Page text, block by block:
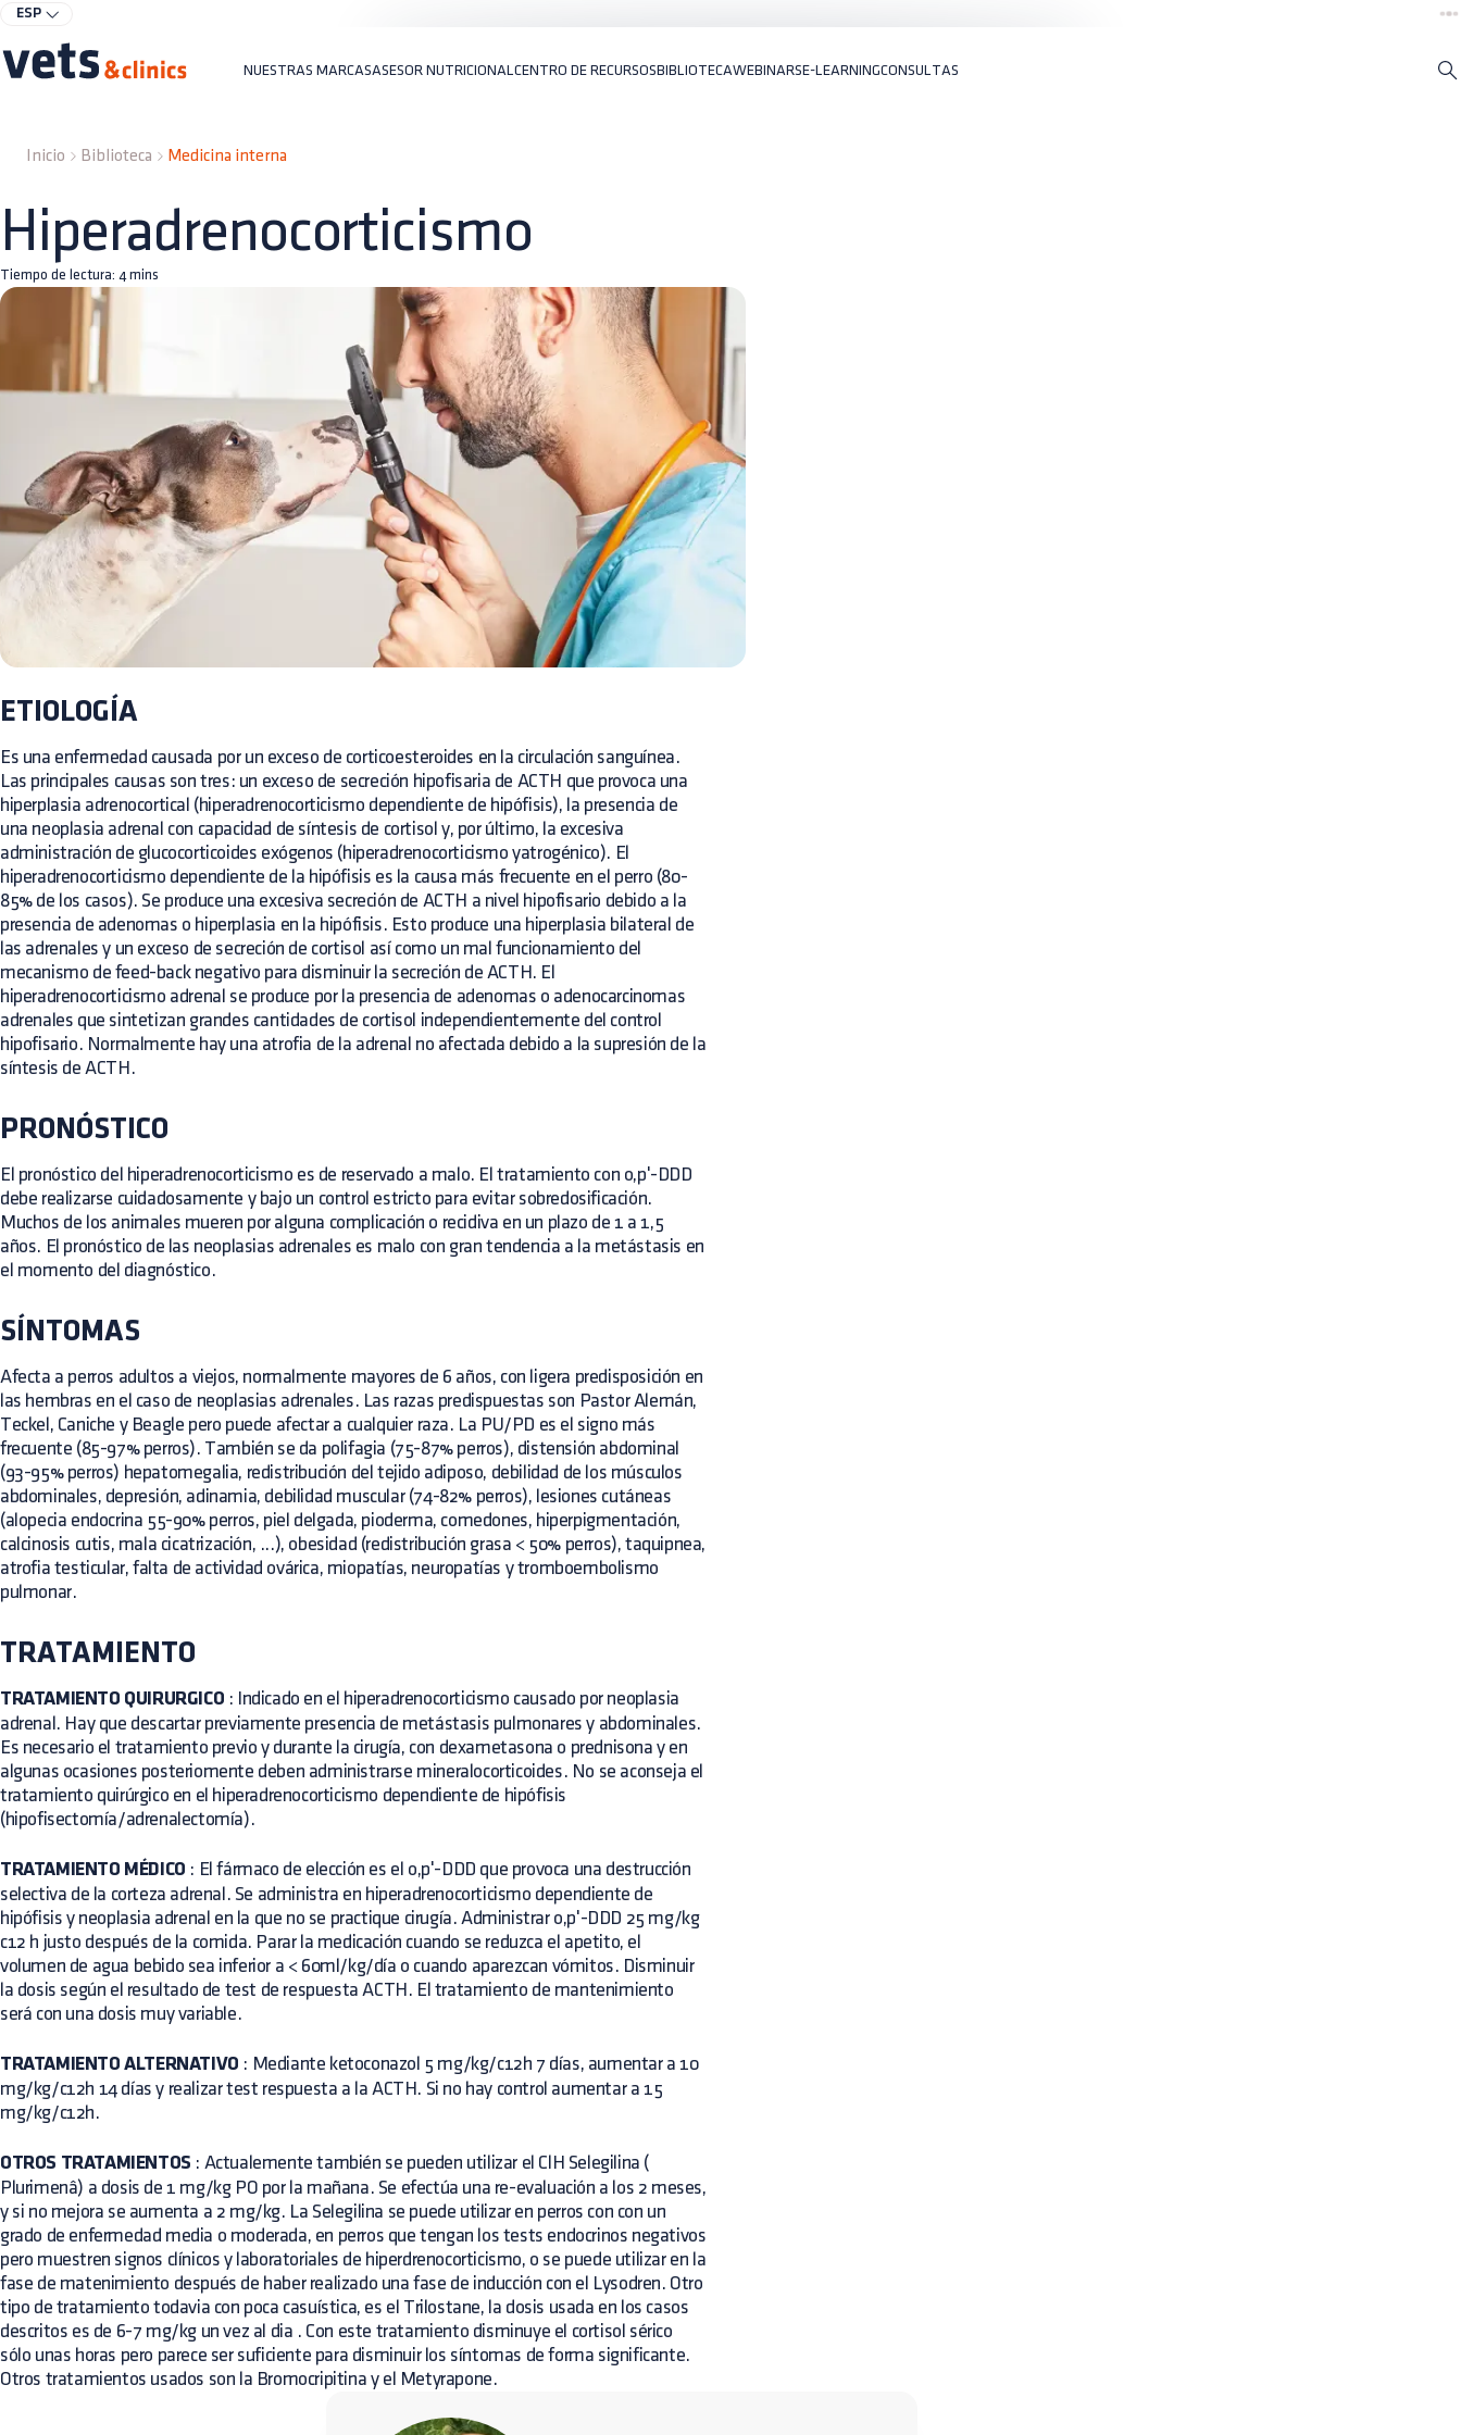
ESP
NUESTRAS MARCASASESOR NUTRICIONAL CENTRO DE RECURSOSBIBLIOTECAWEBINARSE-LEARNINGCONSULTAS
Inicio Biblioteca Medicina interna
Hiperadrenocorticismo
Tiempo de lectura: 4 mins
ETIOLOGÍA
Es una enfermedad causada por un exceso de corticoesteroides en la circulación sanguínea.
Las principales causas son tres: un exceso de secreción hipofisaria de ACTH que provoca una
hiperplasia adrenocortical (hiperadrenocorticismo dependiente de hipófisis), la presencia de
una neoplasia adrenal con capacidad de síntesis de cortisol y, por último, la excesiva
administración de glucocorticoides exógenos (hiperadrenocorticismo yatrogénico). El
hiperadrenocorticismo dependiente de la hipófisis es la causa más frecuente en el perro (80-
85% de los casos). Se produce una excesiva secreción de ACTH a nivel hipofisario debido a la
presencia de adenomas o hiperplasia en la hipófisis. Esto produce una hiperplasia bilateral de
las adrenales y un exceso de secreción de cortisol así como un mal funcionamiento del
mecanismo de feed-back negativo para disminuir la secreción de ACTH. El
hiperadrenocorticismo adrenal se produce por la presencia de adenomas o adenocarcinomas
adrenales que sintetizan grandes cantidades de cortisol independientemente del control
hipofisario. Normalmente hay una atrofia de la adrenal no afectada debido a la supresión de la
síntesis de ACTH.
PRONÓSTICO
El pronóstico del hiperadrenocorticismo es de reservado a malo. El tratamiento con o,p'-DDD
debe realizarse cuidadosamente y bajo un control estricto para evitar sobredosificación.
Muchos de los animales mueren por alguna complicación o recidiva en un plazo de 1 a 1,5
años. El pronóstico de las neoplasias adrenales es malo con gran tendencia a la metástasis en
el momento del diagnóstico.
SÍNTOMAS
Afecta a perros adultos a viejos, normalmente mayores de 6 años, con ligera predisposición en
las hembras en el caso de neoplasias adrenales. Las razas predispuestas son Pastor Alemán,
Teckel, Caniche y Beagle pero puede afectar a cualquier raza. La PU/PD es el signo más
frecuente (85-97% perros). También se da polifagia (75-87% perros), distensión abdominal
(93-95% perros) hepatomegalia, redistribución del tejido adiposo, debilidad de los músculos
abdominales, depresión, adinamia, debilidad muscular (74-82% perros), lesiones cutáneas
(alopecia endocrina 55-90% perros, piel delgada, pioderma, comedones, hiperpigmentación,
calcinosis cutis, mala cicatrización, ...), obesidad (redistribución grasa < 50% perros), taquipnea,
atrofia testicular, falta de actividad ovárica, miopatías, neuropatías y tromboembolismo
pulmonar.
TRATAMIENTO
TRATAMIENTO QUIRURGICO : Indicado en el hiperadrenocorticismo causado por neoplasia
adrenal. Hay que descartar previamente presencia de metástasis pulmonares y abdominales.
Es necesario el tratamiento previo y durante la cirugía, con dexametasona o prednisona y en
algunas ocasiones posteriomente deben administrarse mineralocorticoides. No se aconseja el
tratamiento quirúrgico en el hiperadrenocorticismo dependiente de hipófisis
(hipofisectomía/adrenalectomía).
TRATAMIENTO MÉDICO : El fármaco de elección es el o,p'-DDD que provoca una destrucción
selectiva de la corteza adrenal. Se administra en hiperadrenocorticismo dependiente de
hipófisis y neoplasia adrenal en la que no se practique cirugía. Administrar o,p'-DDD 25 mg/kg
c12 h justo después de la comida. Parar la medicación cuando se reduzca el apetito, el
volumen de agua bebido sea inferior a < 60ml/kg/día o cuando aparezcan vómitos. Disminuir
la dosis según el resultado de test de respuesta ACTH. El tratamiento de mantenimiento
será con una dosis muy variable.
TRATAMIENTO ALTERNATIVO : Mediante ketoconazol 5 mg/kg/c12h 7 días, aumentar a 10
mg/kg/c12h 14 días y realizar test respuesta a la ACTH. Si no hay control aumentar a 15
mg/kg/c12h.
OTROS TRATAMIENTOS : Actualemente también se pueden utilizar el ClH Selegilina (
Plurimenâ) a dosis de 1 mg/kg PO por la mañana. Se efectúa una re-evaluación a los 2 meses,
y si no mejora se aumenta a 2 mg/kg. La Selegilina se puede utilizar en perros con con un
grado de enfermedad media o moderada, en perros que tengan los tests endocrinos negativos
pero muestren signos clínicos y laboratoriales de hiperdrenocorticismo, o se puede utilizar en la
fase de matenimiento después de haber realizado una fase de inducción con el Lysodren. Otro
tipo de tratamiento todavia con poca casuística, es el Trilostane, la dosis usada en los casos
descritos es de 6-7 mg/kg un vez al dia . Con este tratamiento disminuye el cortisol sérico
sólo unas horas pero parece ser suficiente para disminuir los síntomas de forma significante.
Otros tratamientos usados son la Bromocripitina y el Metyrapone.